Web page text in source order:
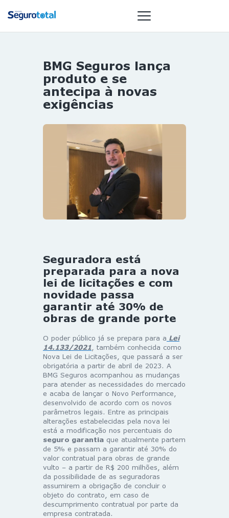
NOTÍCIAS
REVISTA
ESPECIAIS
ST SUMMIT
MULHERES
GESTORAS
HOMEST
HOME
BMG Seguros lança
produto e se
antecipa à novas
exigências
Seguradora está
preparada para a nova
lei de licitações e com
novidade passa
garantir até 30% de
obras de grande porte
O poder público já se prepara para a Lei
14.133/2021 , também conhecida como
Nova Lei de Licitações, que passará a ser
obrigatória a partir de abril de 2023. A
BMG Seguros acompanhou as mudanças
para atender as necessidades do mercado
e acaba de lançar o Novo Performance,
desenvolvido de acordo com os novos
parâmetros legais. Entre as principais
alterações estabelecidas pela nova lei
está a modificação nos percentuais do
seguro garantia que atualmente partem
de 5% e passam a garantir até 30% do
valor contratual para obras de grande
vulto – a partir de R$ 200 milhões, além
da possibilidade de as seguradoras
assumirem a obrigação de concluir o
objeto do contrato, em caso de
descumprimento contratual por parte da
empresa contratada.